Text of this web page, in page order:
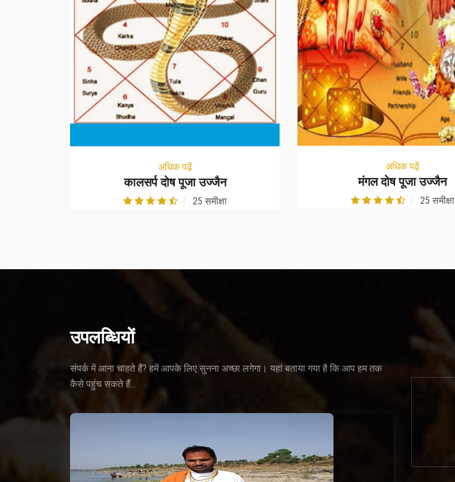
अधिक पढ़ें
कालसर्प दोष पूजा उज्जैन
25 समीक्षा
अधिक पढ़ें
मंगल दोष पूजा उज्जैन
25 समीक्षा
उपलब्धियों
संपर्क में आना चाहते हैं? हमें आपके लिए सुनना अच्छा लगेगा। यहां बताया गया है कि आप हम तक
कैसे पहुंच सकते हैं...